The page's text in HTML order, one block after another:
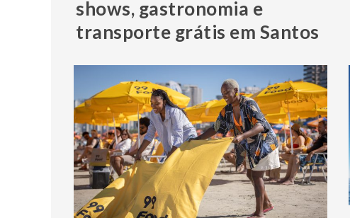
shows, gastronomia e
transporte grátis em Santos